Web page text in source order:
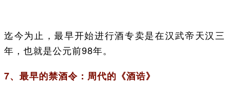
迄今为止，最早开始进行酒专卖是在汉武帝天汉三
年，也就是公元前98年。
7、最早的禁酒令：周代的《酒诰》